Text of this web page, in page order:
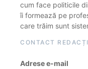
cum face politicile
îi formează pe
care trăim sunt
CONTACT
Adrese e-mail